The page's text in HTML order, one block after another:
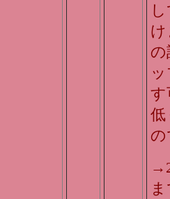
す
低
の